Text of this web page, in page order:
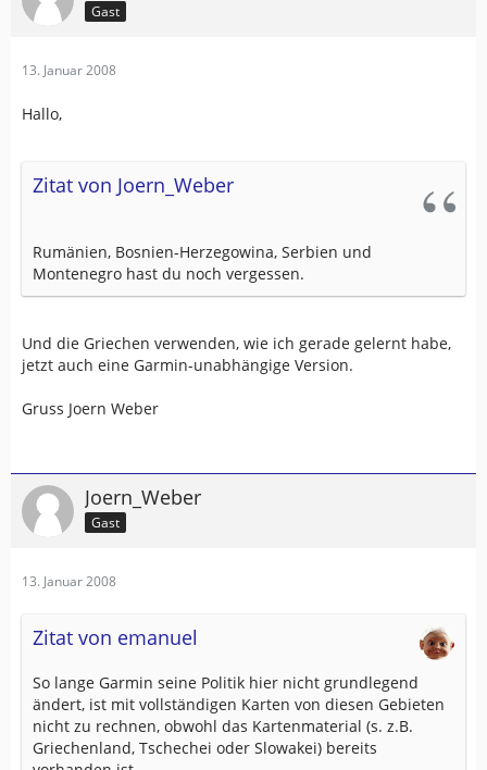
Gast
13. Januar 2008
Hallo,
Zitat von Joern_Weber
Rumänien, Bosnien-Herzegowina, Serbien und
Montenegro hast du noch vergessen.
Und die Griechen verwenden, wie ich gerade gelernt habe,
jetzt auch eine Garmin-unabhängige Version.
Gruss Joern Weber
Joern_Weber
Gast
13. Januar 2008
Zitat von emanuel
So lange Garmin seine Politik hier nicht grundlegend
ändert, ist mit vollständigen Karten von diesen Gebieten
nicht zu rechnen, obwohl das Kartenmaterial (s. z.B.
Griechenland, Tschechei oder Slowakei) bereits